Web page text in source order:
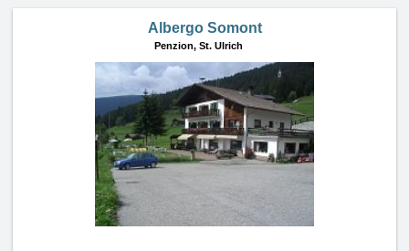
Albergo Somont
Penzion, St. Ulrich